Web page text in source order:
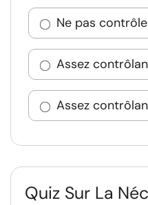
Ne pas
Assez
Assez
Quiz Sur La